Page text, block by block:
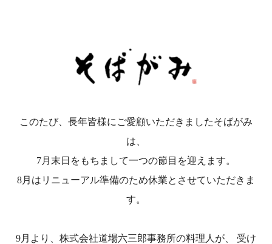
このたび、長年皆様にご愛顧いただきましたそばがみ
は、
7月末日をもちまして一つの節目を迎えます。
8月はリニューアル準備のため休業とさせていただきま
す。
9月より、株式会社道場六三郎事務所の料理人が、 受け